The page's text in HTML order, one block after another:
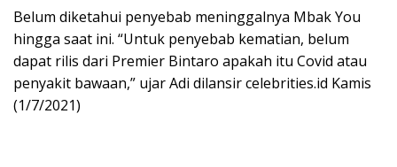
Belum diketahui penyebab meninggalnya Mbak You
hingga saat ini. “Untuk penyebab kematian, belum
dapat rilis dari Premier Bintaro apakah itu Covid atau
penyakit bawaan,” ujar Adi dilansir celebrities.id Kamis
(1/7/2021)